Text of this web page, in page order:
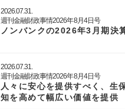
2026.07.31.
週刊金融財政事情2026年8月4日号
ノンバンクの2026年3月期決
2026.07.31.
週刊金融財政事情2026年8月4日号
人々に安心を提供すべく、生
知を高めて幅広い価値を提供